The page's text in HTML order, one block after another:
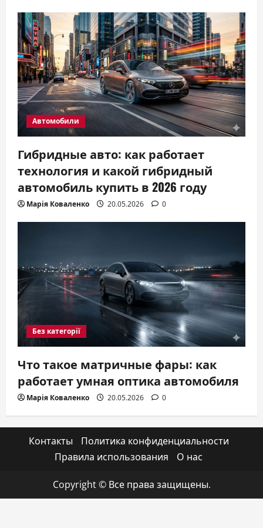
Автомобили
Гибридные авто: как работает
технология и какой гибридный
автомобиль купить в 2026 году
Марія Коваленко 20.05.2026 0
Без категорії
Что такое матричные фары: как
работает умная оптика автомобиля
Марія Коваленко 20.05.2026 0
Контакты
Политика конфиденциальности
Правила использования
О нас
Copyright © Все права защищены.